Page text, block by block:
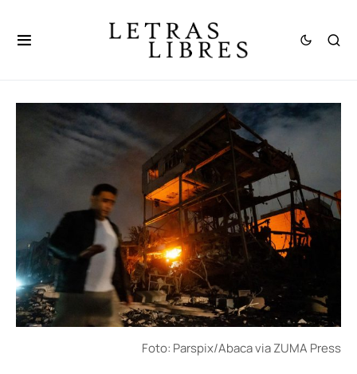
Foto: Parspix/Abaca via ZUMA Press